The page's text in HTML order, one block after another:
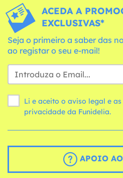
ACEDA A
EXCLUSIVAS*
Seja o primeiro a saber das
ao registar o seu e-mail!
Li e aceito o aviso legal e as
privacidade da Funidelia.
APOIO